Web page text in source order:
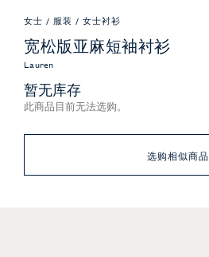
女士 / 服装 / 女士衬衫
宽松版亚麻短袖衬衫
Lauren
暂无库存
此商品目前无法选购。
选购相似商品